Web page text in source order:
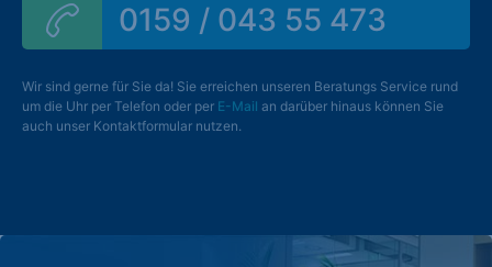
0159 / 043 55 473
Wir sind gerne für Sie da! Sie erreichen unseren Beratungs Service rund
um die Uhr per Telefon oder per E-Mail an darüber hinaus können Sie
auch unser Kontaktformular nutzen.